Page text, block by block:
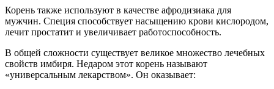
Корень также используют в качестве афродизиака для
мужчин. Специя способствует насыщению крови кислородом,
лечит простатит и увеличивает работоспособность.
В общей сложности существует великое множество лечебных
свойств имбиря. Недаром этот корень называют
«универсальным лекарством». Он оказывает: